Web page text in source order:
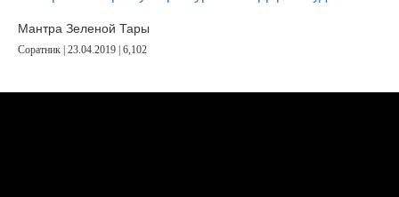
Мантра Зеленой Тары
Соратник | 23.04.2019 | 6,102